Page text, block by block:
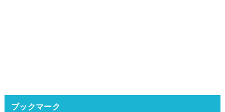
ブックマーク